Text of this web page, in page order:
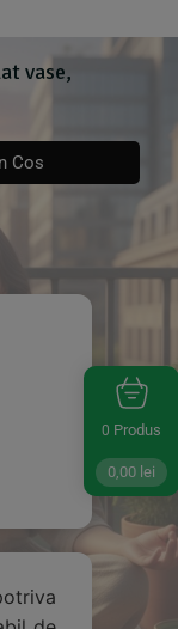
vase,
Cos
0 Produs
0,00 lei